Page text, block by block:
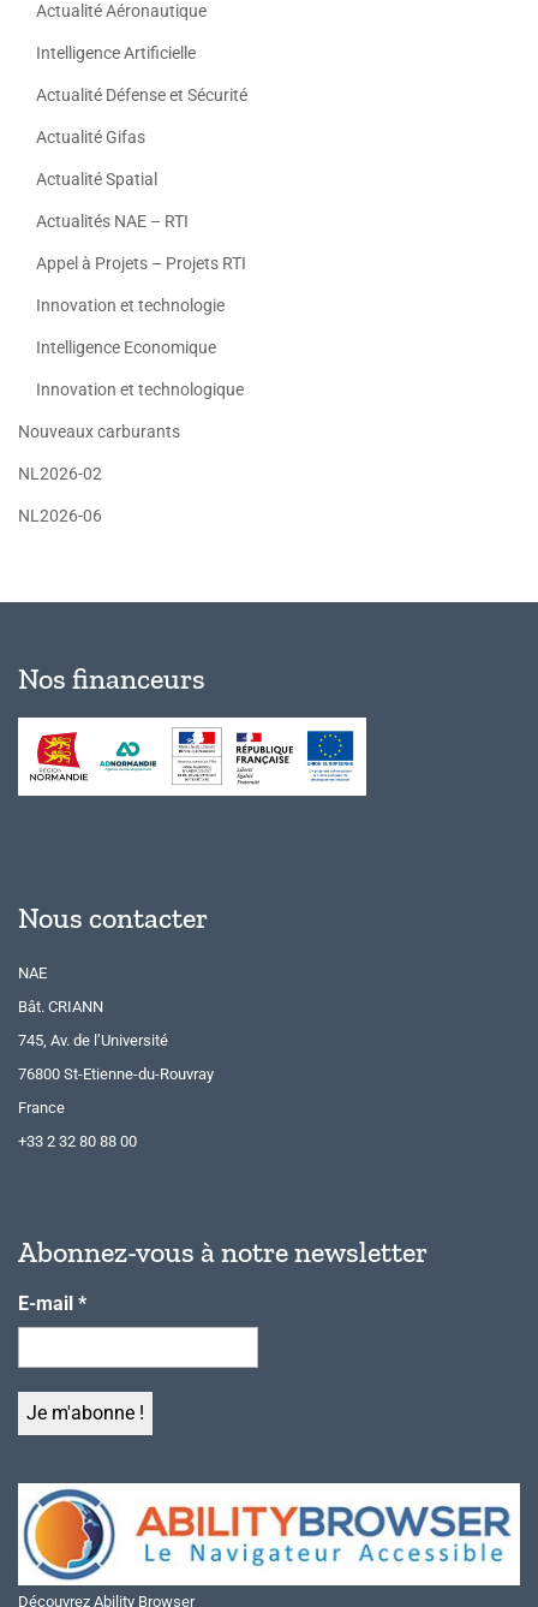
Actualité Aéronautique
Intelligence Artificielle
Actualité Défense et Sécurité
Actualité Gifas
Actualité Spatial
Actualités NAE – RTI
Appel à Projets – Projets RTI
Innovation et technologie
Intelligence Economique
Innovation et technologique
Nouveaux carburants
NL2026-02
NL2026-06
Nos financeurs
Nous contacter
NAE
Bât. CRIANN
745, Av. de l’Université
76800 St-Etienne-du-Rouvray
France
+33 2 32 80 88 00
Abonnez-vous à notre newsletter
E-mail *
Découvrez Ability Browser